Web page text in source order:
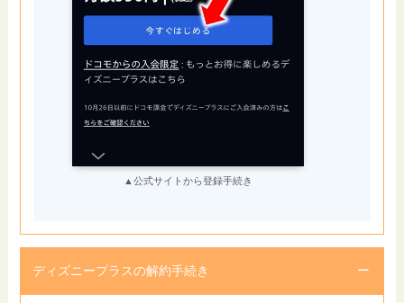
▲公式サイトから登録手続き
ディズニープラスの解約手続き